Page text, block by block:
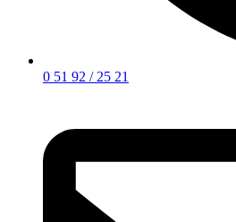
0 51 92 / 25 21